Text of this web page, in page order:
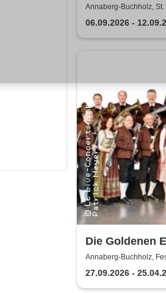
KlangWelten
Annaberg-Buchholz,
06.09.2026 -
Die Goldenen
Melodien aus
Annaberg-Buchholz,
27.09.2026 -